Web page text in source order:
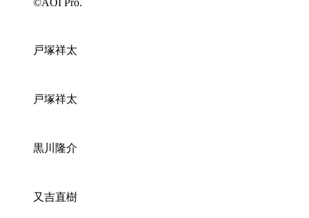
戸塚祥太
戸塚祥太
黒川隆介
又吉直樹